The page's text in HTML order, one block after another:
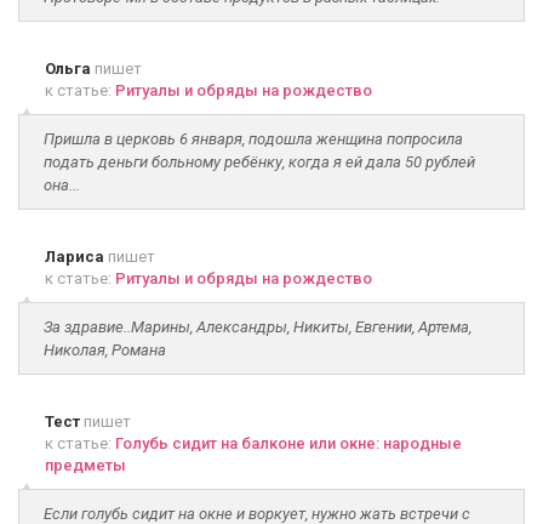
Ольга пишет
к статье: Ритуалы и обряды на рождество
Пришла в церковь 6 января, подошла женщина попросила
подать деньги больному ребёнку, когда я ей дала 50 рублей
она...
Лариса пишет
к статье: Ритуалы и обряды на рождество
За здравие..Марины, Александры, Никиты, Евгении, Артема,
Николая, Романа
Тест пишет
к статье: Голубь сидит на балконе или окне: народные
предметы
Если голубь сидит на окне и воркует, нужно жать встречи с